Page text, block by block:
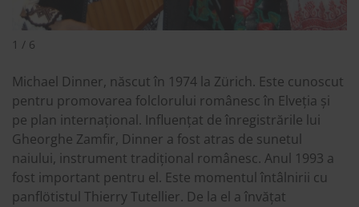
1 / 6
Michael Dinner, născut în 1974 la Zürich. Este cunoscut
pentru promovarea folclorului românesc în Elveția și
pe plan internațional. Influențat de înregistrările lui
Gheorghe Zamfir, Dinner a fost atras de sunetul
naiului, instrument tradițional românesc. Anul 1993 a
fost important pentru el. Este momentul întâlnirii cu
panflötistul Thierry Tutellier. De la el a învățat